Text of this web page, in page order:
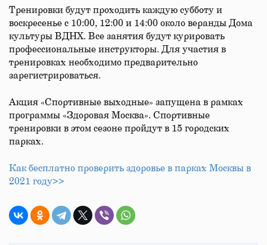
Тренировки будут проходить каждую субботу и
воскресенье с 10:00, 12:00 и 14:00 около веранды Дома
культуры ВДНХ. Все занятия будут курировать
профессиональные инструкторы. Для участия в
тренировках необходимо предварительно
зарегистрироваться.
Акция «Спортивные выходные» запущена в рамках
программы «Здоровая Москва». Спортивные
тренировки в этом сезоне пройдут в 15 городских
парках.
Как бесплатно проверить здоровье в парках Москвы в
2021 году>>